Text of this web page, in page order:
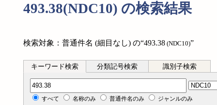
493.38(NDC10) の検索結果
検索対象：普通件名 (細目なし) の“493.38 (NDC10)”
キーワード検索 分類記号検索 識別子検索
分類記号検索
すべて 名称のみ 普通件名のみ ジャンルのみ